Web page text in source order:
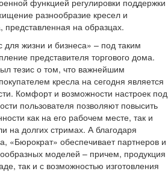
функцией регулировки поддержки
разнообразие кресел и
на образцах.
жизни и бизнеса» – под таким
представителя торгового дома.
тезис о том, что важнейшим
кресла на сегодня является
Комфорт и возможности настроек под
пользователя позволяют повысить
как на его рабочем месте, так и
на долгих стримах. А благодаря
«Бюрократ» обеспечивает партнеров и
моделей – причем, продукция
так и с возможностью изготовления